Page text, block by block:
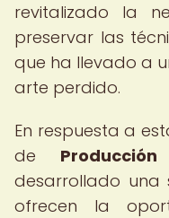
revitalizado la
preservar las
que ha llevado a
arte perdido.
En respuesta a
de
desarrollado una
ofrecen la